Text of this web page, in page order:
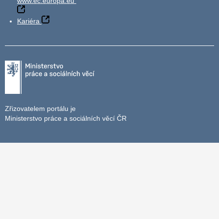
Kariéra
Zřizovatelem portálu je
Ministerstvo práce a sociálních věcí ČR